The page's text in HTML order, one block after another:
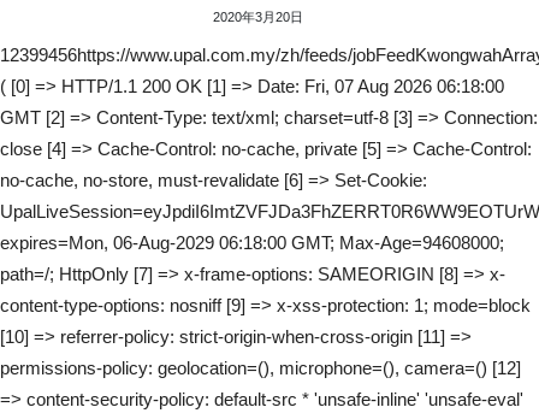
2020年3月20日
12399456https://www.upal.com.my/zh/feeds/
( [0] => HTTP/1.1 200 OK [1] => Date: Fri, 07 Aug 2026 06:18:00
GMT [2] => Content-Type: text/xml; charset=utf-8 [3] => Connection:
close [4] => Cache-Control: no-cache, private [5] => Cache-Control:
no-cache, no-store, must-revalidate [6] => Set-Cookie:
expires=Mon, 06-Aug-2029 06:18:00 GMT; Max-Age=94608000;
path=/; HttpOnly [7] => x-frame-options: SAMEORIGIN [8] => x-
content-type-options: nosniff [9] => x-xss-protection: 1; mode=block
[10] => referrer-policy: strict-origin-when-cross-origin [11] =>
permissions-policy: geolocation=(), microphone=(), camera=() [12]
=> content-security-policy: default-src * 'unsafe-inline' 'unsafe-eval'